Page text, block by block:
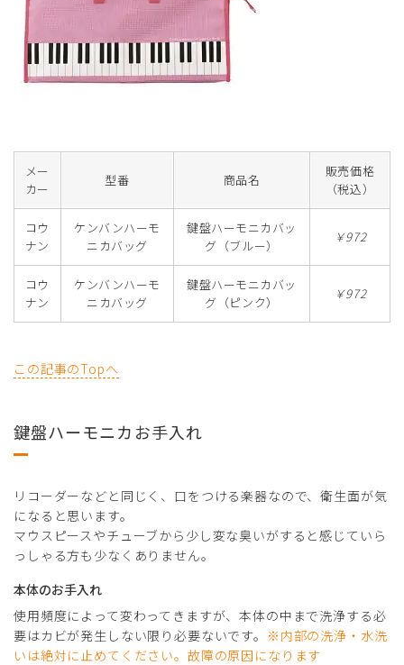
メー
カー
型番 商品名
販売価格
（税込）
コウ
ナン
ケンバンハーモ
ニカバッグ
鍵盤ハーモニカバッ
グ（ブルー）
￥972
コウ
ナン
ケンバンハーモ
ニカバッグ
鍵盤ハーモニカバッ
グ（ピンク）
￥972
この記事のTopへ
鍵盤ハーモニカお手入れ
リコーダーなどと同じく、口をつける楽器なので、衛生面が気
になると思います。
マウスピースやチューブから少し変な臭いがすると感じていら
っしゃる方も少なくありません。
本体のお手入れ
使用頻度によって変わってきますが、本体の中まで洗浄する必
要はカビが発生しない限り必要ないです。 ※内部の洗浄・水洗
いは絶対に止めてください。故障の原因になります